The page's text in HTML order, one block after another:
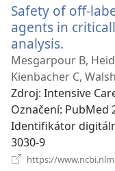
Safety of off-
agents in
analysis.
nové
okno)
Mesgarpour B,
Kienbacher C,
Zdroj‎: Intensive
Označení‎: PubMed
Identifikátor
3030-9
https://